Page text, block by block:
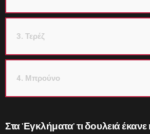
3. Τερέζ
4. Μπρούνο
Στα 'Εγκλήματα' τι δουλειά